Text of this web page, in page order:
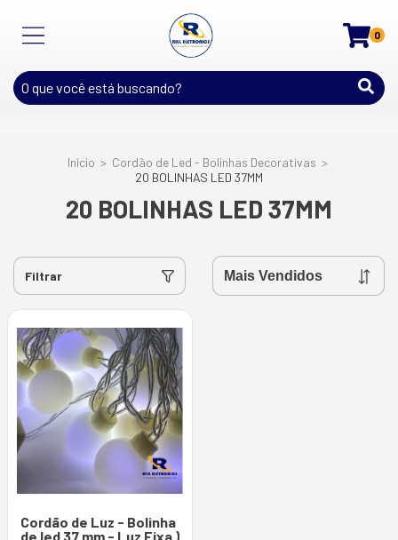
0
Início > Cordão de Led - Bolinhas Decorativas >
20 BOLINHAS LED 37MM
20 BOLINHAS LED 37MM
Filtrar
Cordão de Luz - Bolinha
de led 37 mm - Luz Fixa )